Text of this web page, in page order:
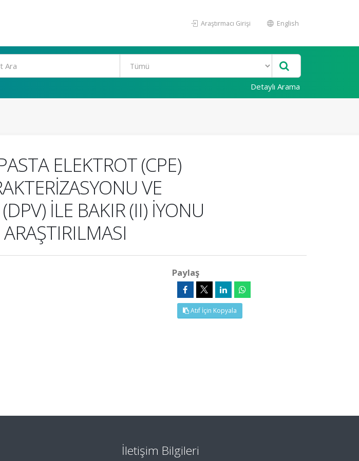
Araştırmacı Girişi English
Detaylı Arama
ELEKTROT (CPE)
VE
İLE BAKIR (II) İYONU
Paylaş
Atıf İçin Kopyala
İletişim Bilgileri